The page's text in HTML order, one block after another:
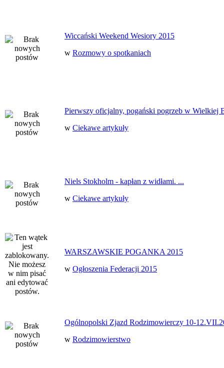
Wiccański Weekend Wesiory 2015
w Rozmowy o spotkaniach
Pierwszy oficjalny, pogański pogrzeb w Wielkiej
w Ciekawe artykuły
Niels Stokholm - kapłan z widłami. ...
w Ciekawe artykuły
WARSZAWSKIE POGANKA 2015
w Ogłoszenia Federacji 2015
Ogólnopolski Zjazd Rodzimowierczy 10-
w Rodzimowierstwo